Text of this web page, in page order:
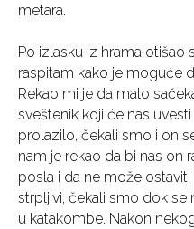
metara.
Po izlasku iz hrama
raspitam kako je moguće
Rekao mi je da malo
sveštenik koji će nas
prolazilo, čekali smo i on
nam je rekao da bi nas on
posla i da ne može
strpljivi, čekali smo dok se
u katakombe. Nakon